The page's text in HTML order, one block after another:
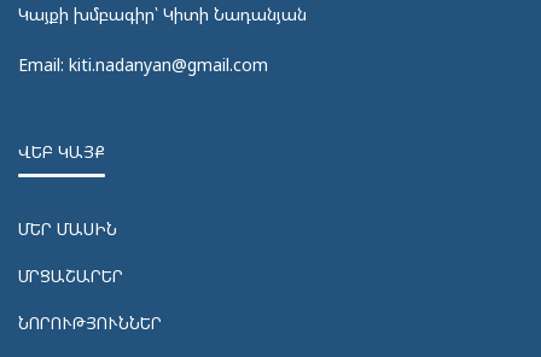
Կայքի խմբագիր՝ Կիտի Նադանյան
Email: kiti.nadanyan@gmail.com
ՎԵԲ ԿԱՅՔ
ՄԵՐ ՄԱՍԻՆ
ՄՐՑԱՇԱՐԵՐ
ՆՈՐՈՒԹՅՈՒՆՆԵՐ